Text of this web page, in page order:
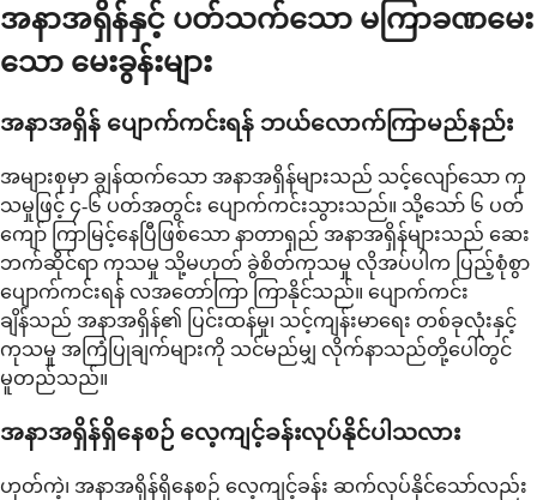
အနာအရှိန်နှင့် ပတ်သက်သော မကြာခဏမေး
သော မေးခွန်းများ
အနာအရှိန် ပျောက်ကင်းရန် ဘယ်လောက်ကြာမည်နည်း
အများစုမှာ ချွန်ထက်သော အနာအရှိန်များသည် သင့်လျော်သော ကု
သမှုဖြင့် ၄-၆ ပတ်အတွင်း ပျောက်ကင်းသွားသည်။ သို့သော် ၆ ပတ်
ကျော် ကြာမြင့်နေပြီဖြစ်သော နာတာရှည် အနာအရှိန်များသည် ဆေး
ဘက်ဆိုင်ရာ ကုသမှု သို့မဟုတ် ခွဲစိတ်ကုသမှု လိုအပ်ပါက ပြည့်စုံစွာ
ပျောက်ကင်းရန် လအတော်ကြာ ကြာနိုင်သည်။ ပျောက်ကင်း
ချိန်သည် အနာအရှိန်၏ ပြင်းထန်မှု၊ သင့်ကျန်းမာရေး တစ်ခုလုံးနှင့်
ကုသမှု အကြံပြုချက်များကို သင်မည်မျှ လိုက်နာသည်တို့ပေါ်တွင်
မူတည်သည်။
အနာအရှိန်ရှိနေစဉ် လေ့ကျင့်ခန်းလုပ်နိုင်ပါသလား
ဟုတ်ကဲ့၊ အနာအရှိန်ရှိနေစဉ် လေ့ကျင့်ခန်း ဆက်လုပ်နိုင်သော်လည်း